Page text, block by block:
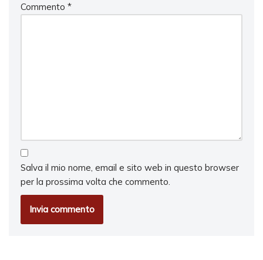
Commento *
Salva il mio nome, email e sito web in questo browser
per la prossima volta che commento.